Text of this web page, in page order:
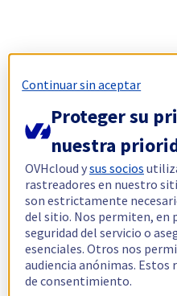
Continuar sin aceptar
Proteger su
nuestra
OVHcloud ysus socios
rastreadores en nuestro
son estrictamente
del sitio. Nos permiten, en
seguridad del servicio o
esenciales. Otros nos
audiencia anónimas.
de consentimiento.